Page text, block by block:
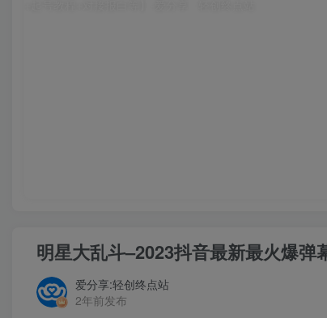
明星大乱斗–2023抖音最新最火爆弹
爱分享:轻创终点站
2年前发布